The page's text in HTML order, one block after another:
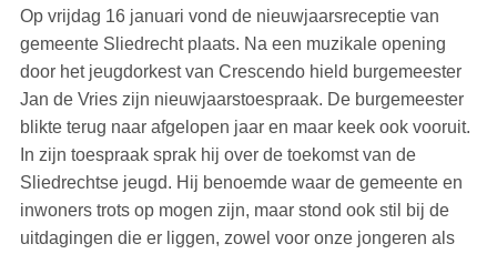
Op vrijdag 16 januari vond de nieuwjaarsreceptie van
gemeente Sliedrecht plaats. Na een muzikale opening
door het jeugdorkest van Crescendo hield burgemeester
Jan de Vries zijn nieuwjaarstoespraak. De burgemeester
blikte terug naar afgelopen jaar en maar keek ook vooruit.
In zijn toespraak sprak hij over de toekomst van de
Sliedrechtse jeugd. Hij benoemde waar de gemeente en
inwoners trots op mogen zijn, maar stond ook stil bij de
uitdagingen die er liggen, zowel voor onze jongeren als